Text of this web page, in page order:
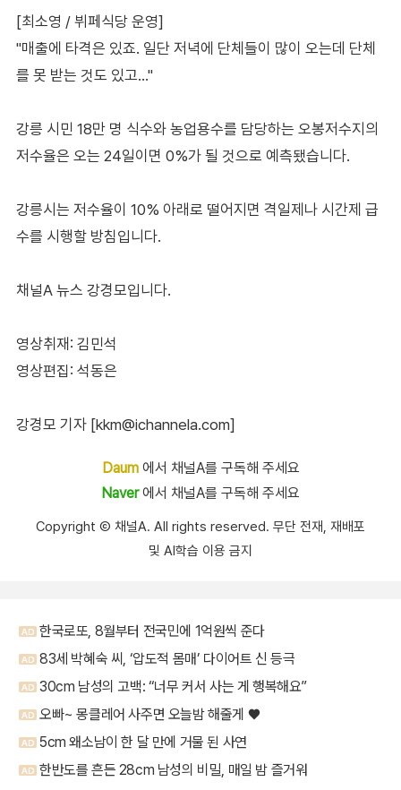
[최소영 / 뷔페식당 운영]
"매출에 타격은 있죠. 일단 저녁에 단체들이 많이 오는데 단체
를 못 받는 것도 있고…"
강릉 시민 18만 명 식수와 농업용수를 담당하는 오봉저수지의
저수율은 오는 24일이면 0%가 될 것으로 예측됐습니다.
강릉시는 저수율이 10% 아래로 떨어지면 격일제나 시간제 급
수를 시행할 방침입니다.
채널A 뉴스 강경모입니다.
영상취재: 김민석
영상편집: 석동은
강경모 기자 [kkm@ichannela.com]
Daum에서 채널A를 구독해 주세요
Naver에서 채널A를 구독해 주세요
Copyright Ⓒ 채널A. All rights reserved. 무단 전재, 재배포
및 AI학습 이용 금지